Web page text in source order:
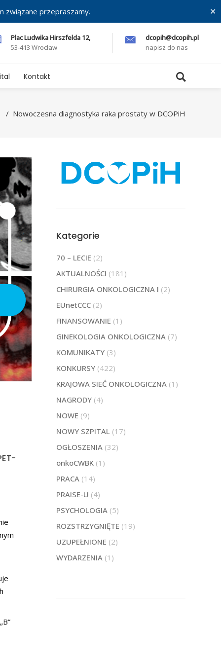
związane przepraszamy. ✕
Plac Ludwika Hirszfelda 12,
53-413 Wrocław
dcopih@dcopih.pl
napisz do nas
Kontakt
/ Nowoczesna diagnostyka raka prostaty w DCOPiH
Kategorie
70 – LECIE (2)
AKTUALNOŚCI (181)
CHIRURGIA ONKOLOGICZNA I (2)
EUnetCCC(2)
FINANSOWANIE (1)
GINEKOLOGIA ONKOLOGICZNA(7)
KOMUNIKATY(3)
KONKURSY(422)
KRAJOWA SIEĆ ONKOLOGICZNA(1)
NAGRODY(4)
NOWE (9)
NOWY SZPITAL(17)
OGŁOSZENIA(32)
onkoCWBK(1)
PRACA(14)
PRAISE-U (4)
PSYCHOLOGIA(5)
ROZSTRZYGNIĘTE (19)
UZUPEŁNIONE (2)
WYDARZENIA(1)